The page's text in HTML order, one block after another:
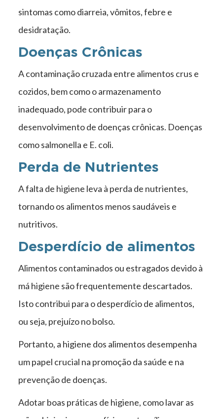
sintomas como diarreia, vômitos, febre e
desidratação.
Doenças Crônicas
A contaminação cruzada entre alimentos crus e
cozidos, bem como o armazenamento
inadequado, pode contribuir para o
desenvolvimento de doenças crônicas. Doenças
como salmonella e E. coli.
Perda de Nutrientes
A falta de higiene leva à perda de nutrientes,
tornando os alimentos menos saudáveis e
nutritivos.
Desperdício de alimentos
Alimentos contaminados ou estragados devido à
má higiene são frequentemente descartados.
Isto contribui para o desperdício de alimentos,
ou seja, prejuízo no bolso.
Portanto, a higiene dos alimentos desempenha
um papel crucial na promoção da saúde e na
prevenção de doenças.
Adotar boas práticas de higiene, como lavar as